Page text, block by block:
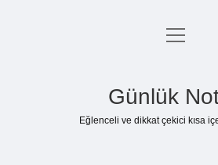
Anasayfa
menüyü
Günlük
Eğlenceli ve dikkat çekici kısa